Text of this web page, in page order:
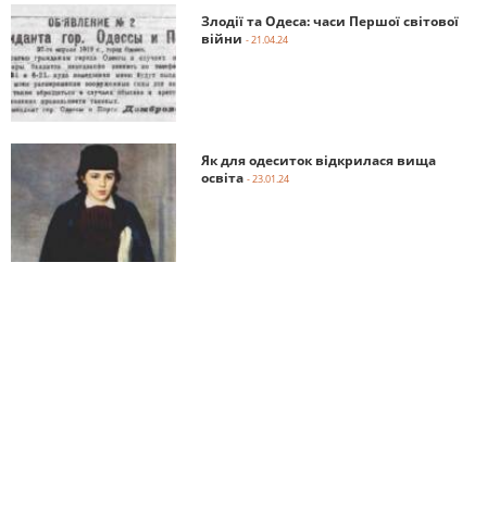
Злодії та Одеса: часи Першої світової
війни - 21.04.24
Як для одеситок відкрилася вища
освіта - 23.01.24